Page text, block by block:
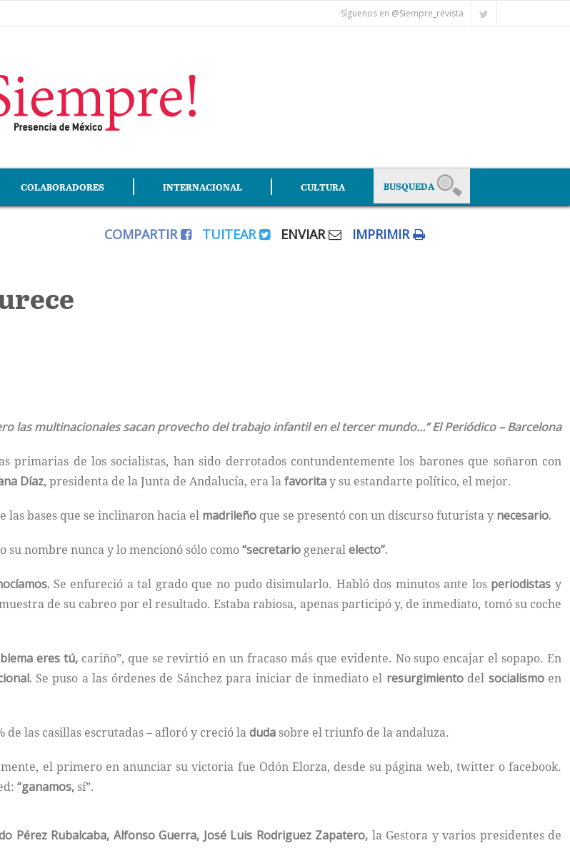
Síguenos en @Siempre_revista
COLABORADORES INTERNACIONAL CULTURA
COMPARTIR TUITEAR ENVIAR IMPRIMIR
las multinacionales sacan provecho del trabajo infantil en el tercer mundo…”El Periódico – Barcelona
primarias de los socialistas, han sido derrotados contundentemente los barones que soñaron con
Díaz, presidenta de la Junta de Andalucía, era lafavoritay su estandarte político, el mejor.
las bases que se inclinaron hacia el madrileño que se presentó con un discurso futurista y necesario.
su nombre nunca y lo mencionó sólo como“secretario generalelecto”.
Se enfureció a tal grado que no pudo disimularlo. Habló dos minutos ante los periodistas y
de su cabreo por el resultado. Estaba rabiosa, apenas participó y, de inmediato, tomó su coche
eres tú,cariño”, que se revirtió en un fracaso más que evidente. No supo encajar el sopapo. En
Se puso a las órdenes de Sánchez para iniciar de inmediato el resurgimientodel socialismoen
de las casillas escrutadas – afloró y creció ladudasobre el triunfo de la andaluza.
el primero en anunciar su victoria fue Odón Elorza, desde su página web, twitter o facebook.
“ganamos,sí”.
Pérez Rubalcaba, Alfonso Guerra, José Luis Rodriguez Zapatero, la Gestora y varios presidentes de